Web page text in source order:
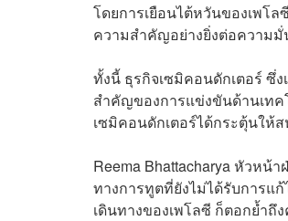
โดยการเยือนไต้หวันของเพโ
ความสำคัญอย่างยิ่งต่อความ
ทั้งนี้ ธุรกิจเซมิคอนดักเตอร์ ซึ่
สำคัญของการแข่งขันด้านเทค
เซมิคอนดักเตอร์ได้กระตุ้นให้
Reema Bhattacharya หัวหน้า
ทางการทูตที่ยังไม่ได้รับการแ
เดินทางของเพโลซี ก็ตอกย้ำ